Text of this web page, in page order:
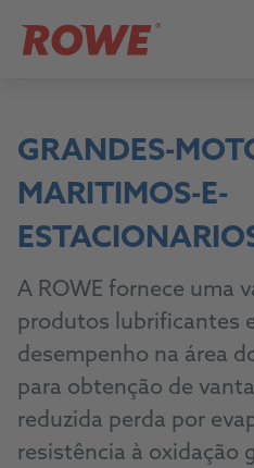
GRANDES-
MARITIMOS-E-
A ROWE fornece uma
produtos lubrificantes
desempenho na área
para obtenção de
reduzida perda por
resistência à oxidação